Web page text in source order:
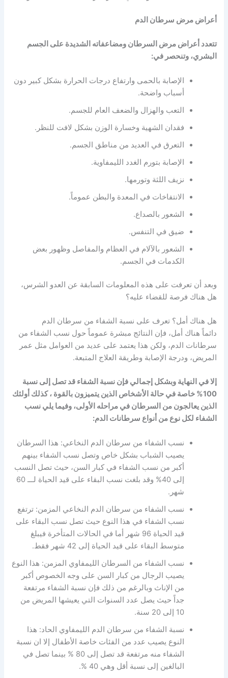
أعراض مرض سرطان الدم
تتعدد أعراض مرض السرطان ومضاعفاته الشديدة على الجسم
البشري، وتنحصر في:
الإصابة بالحمى وارتفاع درجات الحرارة بشكل كبير دون
أسباب واضحة.
التعب والهزال والضعف العام للجسم.
فقدان الشهية وخسارة الوزن بشكل لافت للنظر.
التعرق في العديد من مناطق الجسم.
الإصابة بتورم الغدد الليمفاوية.
نزيف اللثة وتورمها.
الانتفاخات في المعدة والبطن عموماً.
الشعور بالصداع.
ضيق في التنفس.
الشعور بالآلام في العظام والمفاصل وظهور بعض
الكدمات في الجسم.
وبعد أن تعرفت على هذه المعلومات السابقة عن العدو الشرس،
هل هناك فرصة للقضاء عليه؟
هل هناك أمل؟ تعرف على نسبة الشفاء من سرطان الدم
دائماً هناك أمل، فإن النتائج مبشرة عموماً حول نسب الشفاء من
سرطانات الدم، ولكن هذا يعتمد على عديد من العوامل مثل عمر
المريض، ودرجة الإصابة وطريقة العلاج المتبعة.
إلا في النهاية وبشكل إجمالي فإن نسبة الشفاء قد تصل إلى نسبة
100% خاصة في حالة الأشخاص الذين يتميزون بالقوة ، كذلك أولئك
الذين يعالجون من السرطان في مراحله الأولى، وفيما يلي نسب
الشفاء لكل نوع من أنواع سرطانات الدم:
نسب الشفاء من سرطان الدم النخاعي: هذا السرطان
يصيب الشباب بشكل خاص وتصل نسب الشفاء بينهم
أكبر من نسب الشفاء في كبار السن، حيث تصل النسب
إلى 40% وقد بلغت نسب البقاء على قيد الحياة لـــ 60
شهر.
نسب الشفاء من سرطان الدم النخاعي المزمن: ترتفع
نسب الشفاء في هذا النوع حيث تصل نسب البقاء على
قيد الحياة 96 شهر أما في الحالات المتأخرة فيبلغ
متوسط البقاء على قيد الحياة إلى 42 شهر فقط.
نسب الشفاء من السرطان الليمفاوي المزمن: هذا النوع
يصيب الرجال من كبار السن على وجه الخصوص أكبر
من الإناث وبالرغم من ذلك فإن نسبة الشفاء مرتفعة
جداً حيث يصل عدد السنوات التي يعيشها المريض من
10 إلى 20 سنة.
نسبة الشفاء من سرطان الدم الليمفاوي الحاد: هذا
النوع يصيب عدد من الفئات خاصة الأطفال إلا ان نسبة
الشفاء منه مرتفعة قد تصل إلى 80 % بينما تصل في
البالغين إلى نسبة أقل وهي 40 %.